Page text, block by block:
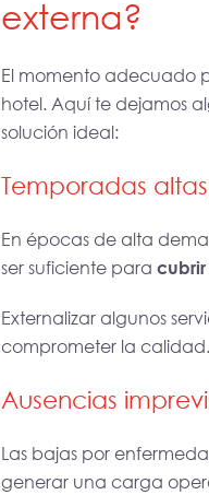
externa?
El momento adecuado
hotel. Aquí te dejamos
solución ideal:
Temporadas
En épocas de alta
ser suficiente para cubrir
Externalizar algunos
comprometer la calidad.
Ausencias
Las bajas por
generar una carga